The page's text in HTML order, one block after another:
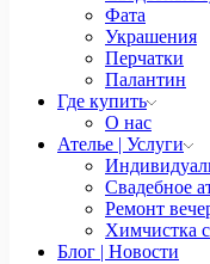
Фата
Украшения
Перчатки
Палантин
Где купить
О нас
Ателье | Услуги
Свадебное
Ремонт
Химчистка
Блог | Новости